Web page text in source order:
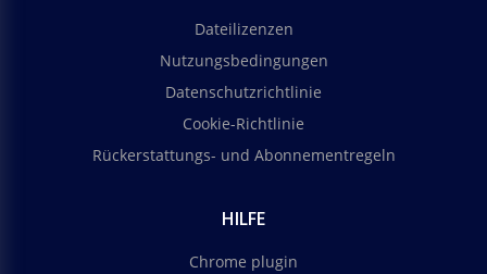
Dateilizenzen
Nutzungsbedingungen
Datenschutzrichtlinie
Cookie-Richtlinie
Rückerstattungs- und Abonnementregeln
HILFE
Chrome plugin